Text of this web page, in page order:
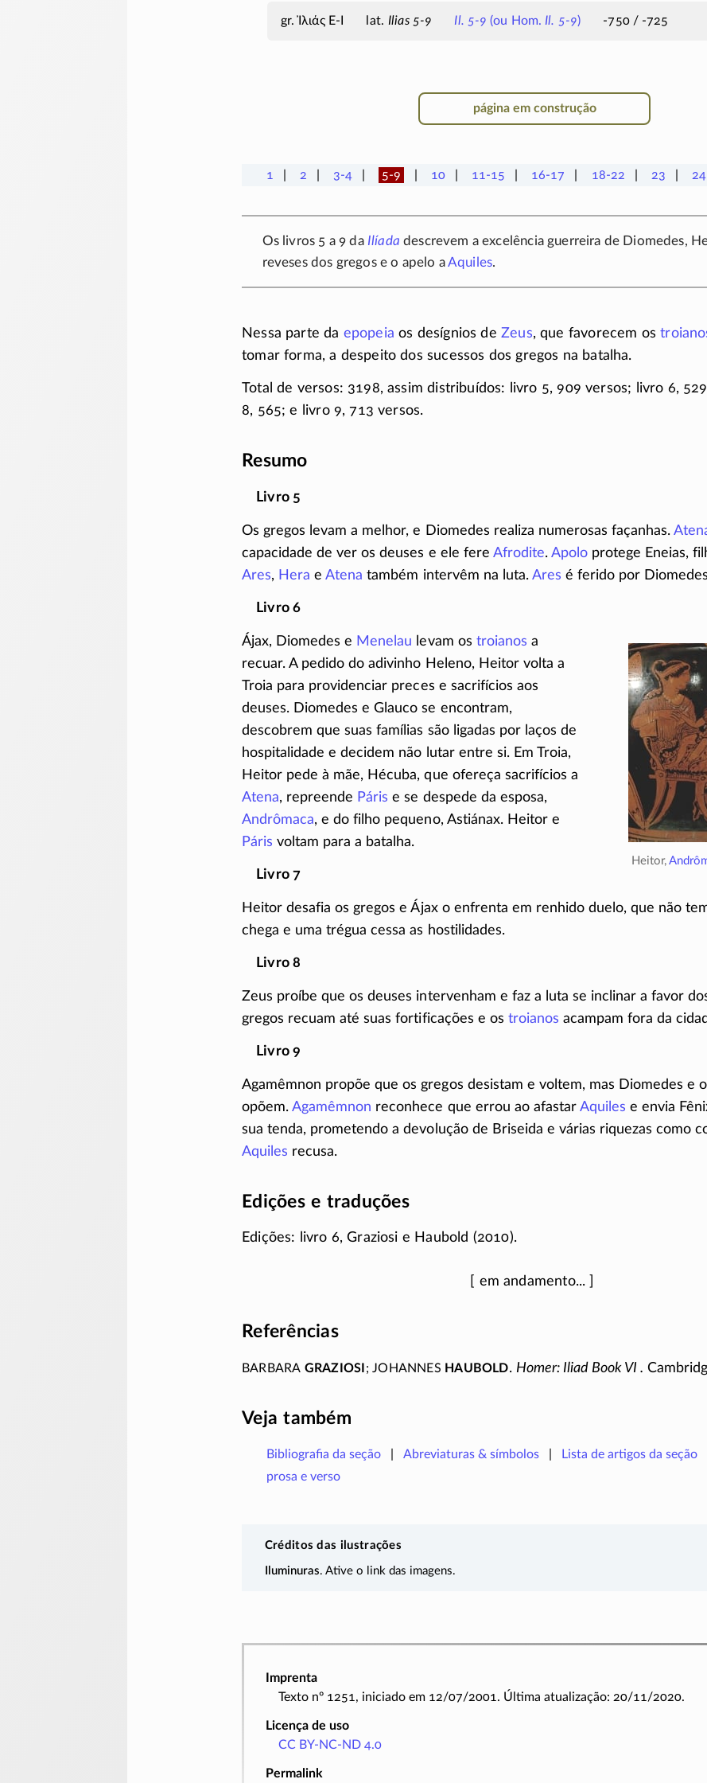
Ἰλιάς Ε-Ι Ilias 5-9 Il. 5-9 (ou Hom.Il. 5-9) -750 / -725
página em construção
1 2 3-4 5-9 10 11-15 16-17 18-22 23 24
Os livros 5 a 9 da Ilíada descrevem a excelência guerreira de Diomedes,
reveses dos gregos e o apelo aAquiles.
Nessa parte da epopeia os desígnios deZeus, que favorecem os
tomar forma, a despeito dos sucessos dos gregos na batalha.
Total de versos: 3198, assim distribuídos: livro 5, 909 versos; livro 6,
8, 565; e livro 9, 713 versos.
Resumo
Livro 5
Os gregos levam a melhor, e Diomedes realiza numerosas façanhas.
capacidade de ver os deuses e ele fere Afrodite. Apolo protege Eneias,
Ares, Hera eAtena também intervêm na luta. Ares é ferido por
Livro 6
Heitor,
Ájax, Diomedes e Menelau levam os troianos a
recuar. A pedido do adivinho Heleno, Heitor volta a
Troia para providenciar preces e sacrifícios aos
deuses. Diomedes e Glauco se encontram,
descobrem que suas famílias são ligadas por laços de
hospitalidade e decidem não lutar entre si. Em Troia,
Heitor pede à mãe, Hécuba, que ofereça sacrifícios a
Atena, repreende Páris e se despede da esposa,
Andrômaca, e do filho pequeno, Astiánax. Heitor e
Páris voltam para a batalha.
Livro 7
Heitor desafia os gregos e Ájax o enfrenta em renhido duelo, que não
chega e uma trégua cessa as hostilidades.
Livro 8
Zeus proíbe que os deuses intervenham e faz a luta se inclinar a favor
gregos recuam até suas fortificações e os troianos acampam fora da
Livro 9
Agamêmnon propõe que os gregos desistam e voltem, mas Diomedes e
opõem.Agamêmnon reconhece que errou ao afastar Aquiles e envia
sua tenda, prometendo a devolução de Briseida e várias riquezas como
Aquiles recusa.
Edições e traduções
Edições: livro 6, Graziosi e Haubold (2010).
Referências
Barbara Graziosi; Johannes Haubold. Homer: Iliad Book VI .
Veja também
Bibliografia da seção Abreviaturas & símbolos Lista de artigos da seção
prosa e verso
Créditos das ilustrações
Iluminuras. Ative o link das imagens.
Imprenta
Texto nº 1251, iniciado em 12/07/2001. Última atualização: 20/11/2020.
Licença de uso
CC BY-NC-ND 4.0
Permalink